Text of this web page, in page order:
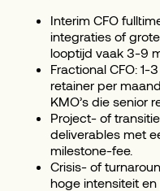
Interim CFO
integraties of
looptijd vaak 3-9
Fractional CFO:
retainer per
KMO’s die senior
Project- of
deliverables met
milestone-fee.
Crisis- of
hoge intensiteit en